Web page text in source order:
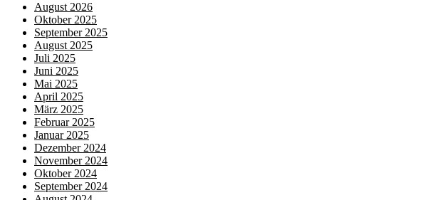
August 2026
Oktober 2025
September 2025
August 2025
Juli 2025
Juni 2025
Mai 2025
April 2025
März 2025
Februar 2025
Januar 2025
Dezember 2024
November 2024
Oktober 2024
September 2024